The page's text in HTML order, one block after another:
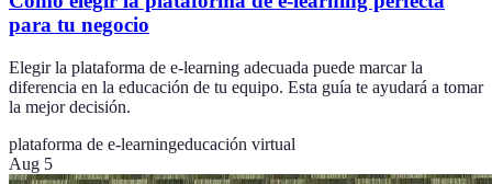
para tu negocio
Elegir la plataforma de e-learning adecuada puede marcar la
diferencia en la educación de tu equipo. Esta guía te ayudará a tomar
la mejor decisión.
plataforma de e-learningeducación virtual
Aug 5